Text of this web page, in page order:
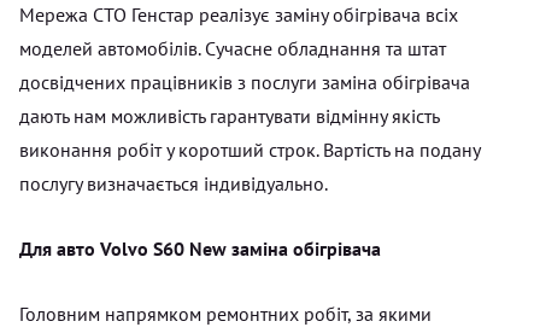
Мережа СТО Генстар реалізує заміну обігрівача всіх
моделей автомобілів. Сучасне обладнання та штат
досвідчених працівників з послуги заміна обігрівача
дають нам можливість гарантувати відмінну якість
виконання робіт у коротший строк. Вартість на подану
послугу визначається індивідуально.
Для авто Volvo S60 New заміна обігрівача
Головним напрямком ремонтних робіт, за якими